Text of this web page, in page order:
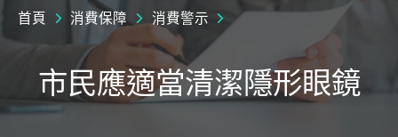
首頁 消費保障 消費警示
市民應適當清潔隱形眼鏡